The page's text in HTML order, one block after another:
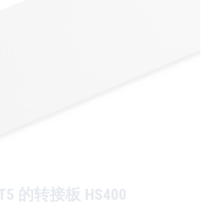
的转接板 HS400